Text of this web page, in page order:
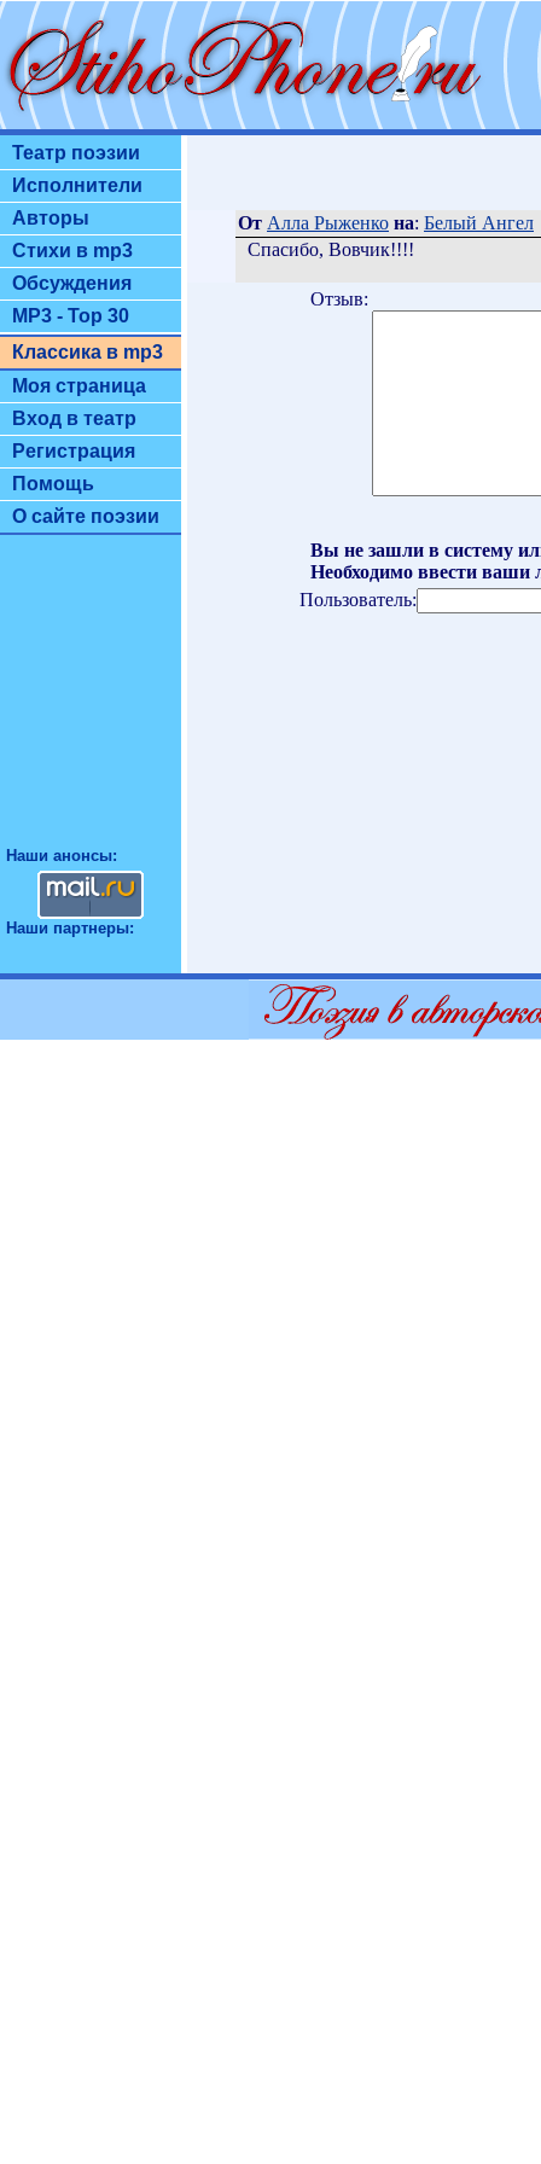
Театр поэзии
Исполнители
Авторы
Стихи в mp3
Обсуждения
MP3 - Top 30
Классика в mp3
Моя страница
Вход в театр
Регистрация
Помощь
О сайте поэзии
Наши анонсы:
Наши партнеры:
От Алла Рыженко на: Белый Ангел
Спасибо, Вовчик!!!!
Отзыв:
Вы не зашли в систему
Необходимо ввести ваши
Пользователь: